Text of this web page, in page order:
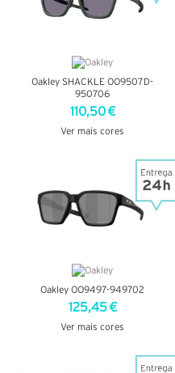
Oakley SHACKLE OO9507D-
950706
110,50 €
Ver mais cores
Oakley OO9497-949702
125,45 €
Ver mais cores